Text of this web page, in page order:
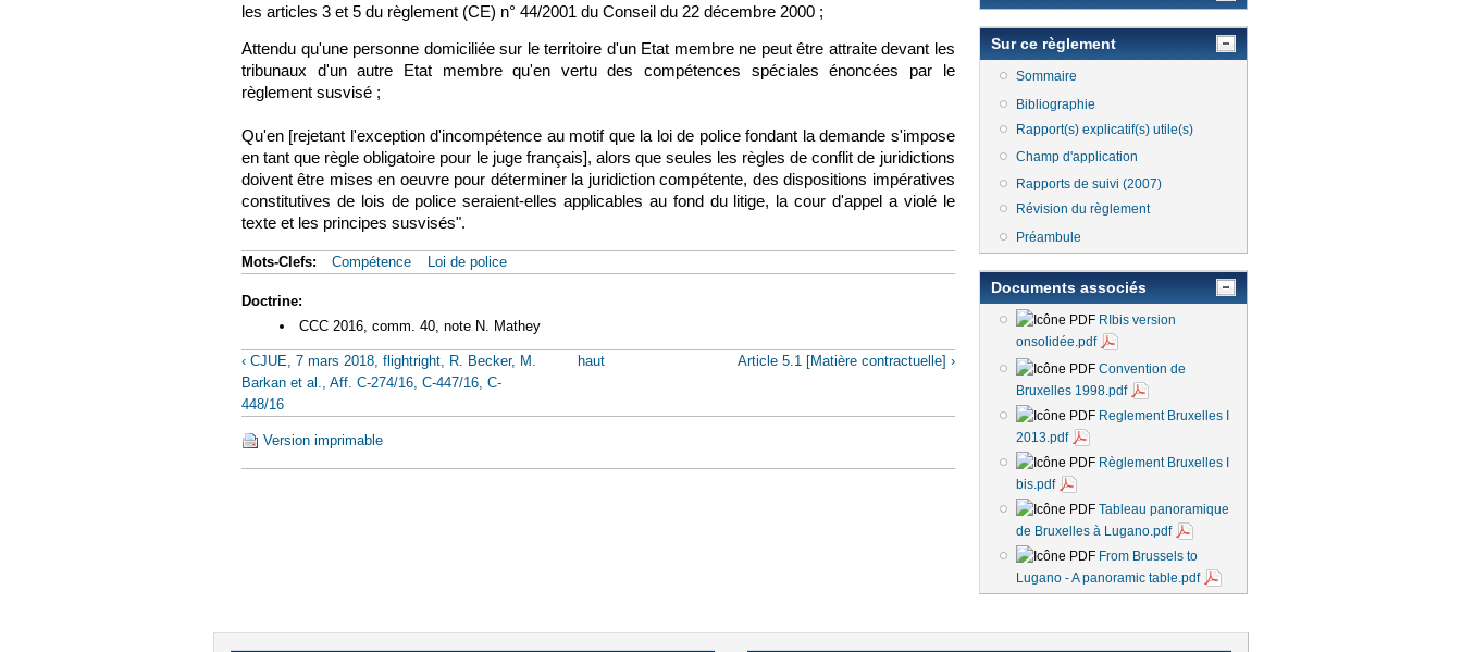
les articles 3 et 5 du règlement (CE) n° 44/2001 du Conseil du 22 décembre 2000 ;
Attendu qu'une personne domiciliée sur le territoire d'un Etat membre ne peut être attraite devant les
tribunaux d'un autre Etat membre qu'en vertu des compétences spéciales énoncées par le
règlement susvisé ;
Qu'en [rejetant l'exception d'incompétence au motif que la loi de police fondant la demande s'impose
en tant que règle obligatoire pour le juge français], alors que seules les règles de conflit de juridictions
doivent être mises en oeuvre pour déterminer la juridiction compétente, des dispositions impératives
constitutives de lois de police seraient-elles applicables au fond du litige, la cour d'appel a violé le
texte et les principes susvisés".
Mots-Clefs: Compétence Loi de police
Doctrine:
CCC 2016, comm. 40, note N. Mathey
‹ CJUE, 7 mars 2018, flightright, R. Becker, M.
Barkan et al., Aff. C-274/16, C-447/16, C-
448/16
haut Article 5.1 [Matière contractuelle] ›
Version imprimable
Sur ce règlement
Sommaire
Bibliographie
Rapport(s) explicatif(s) utile(s)
Champ d'application
Rapports de suivi (2007)
Révision du règlement
Préambule
Documents associés
RIbis version
onsolidée.pdf
Convention de
Bruxelles 1998.pdf
Reglement Bruxelles I
2013.pdf
Règlement Bruxelles I
bis.pdf
Tableau panoramique
de Bruxelles à Lugano.pdf
From Brussels to
Lugano - A panoramic table.pdf